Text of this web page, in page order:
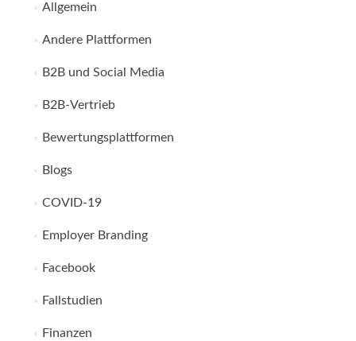
Allgemein
Andere Plattformen
B2B und Social Media
B2B-Vertrieb
Bewertungsplattformen
Blogs
COVID-19
Employer Branding
Facebook
Fallstudien
Finanzen